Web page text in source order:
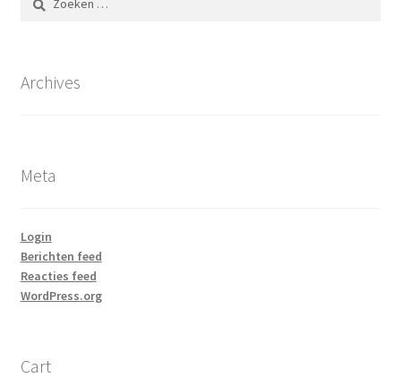
naar:
Archives
Meta
Login
Berichten feed
Reacties feed
WordPress.org
Cart